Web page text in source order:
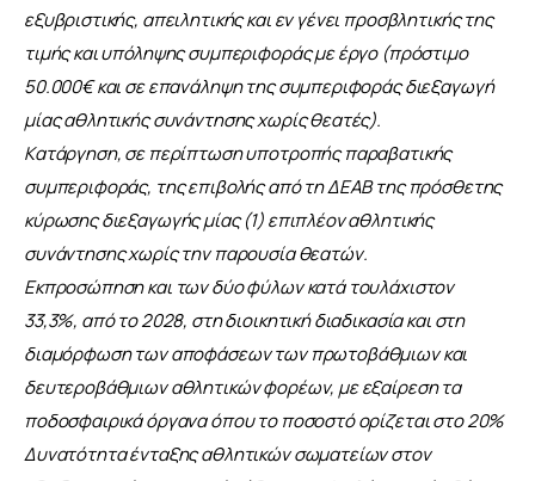
εξυβριστικής, απειλητικής και εν γένει προσβλητικής της
τιμής και υπόληψης συμπεριφοράς με έργο (πρόστιμο
50.000€ και σε επανάληψη της συμπεριφοράς διεξαγωγή
μίας αθλητικής συνάντησης χωρίς θεατές).
Kατάργηση, σε περίπτωση υποτροπής παραβατικής
συμπεριφοράς, της επιβολής από τη ΔΕΑΒ της πρόσθετης
κύρωσης διεξαγωγής μίας (1) επιπλέον αθλητικής
συνάντησης χωρίς την παρουσία θεατών.
Eκπροσώπηση και των δύο φύλων κατά τουλάχιστον
33,3%, από το 2028, στη διοικητική διαδικασία και στη
διαμόρφωση των αποφάσεων των πρωτοβάθμιων και
δευτεροβάθμιων αθλητικών φορέων, με εξαίρεση τα
ποδοσφαιρικά όργανα όπου το ποσοστό ορίζεται στο 20%
Δυνατότητα ένταξης αθλητικών σωματείων στον